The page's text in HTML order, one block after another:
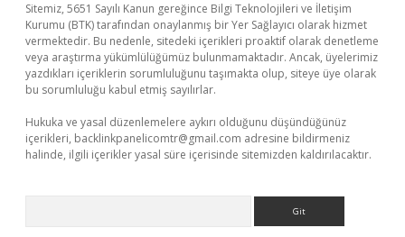
Sitemiz, 5651 Sayılı Kanun gereğince Bilgi Teknolojileri ve İletişim
Kurumu (BTK) tarafından onaylanmış bir Yer Sağlayıcı olarak hizmet
vermektedir. Bu nedenle, sitedeki içerikleri proaktif olarak denetleme
veya araştırma yükümlülüğümüz bulunmamaktadır. Ancak, üyelerimiz
yazdıkları içeriklerin sorumluluğunu taşımakta olup, siteye üye olarak
bu sorumluluğu kabul etmiş sayılırlar.
Hukuka ve yasal düzenlemelere aykırı olduğunu düşündüğünüz
içerikleri, backlinkpanelicomtr@gmail.com adresine bildirmeniz
halinde, ilgili içerikler yasal süre içerisinde sitemizden kaldırılacaktır.